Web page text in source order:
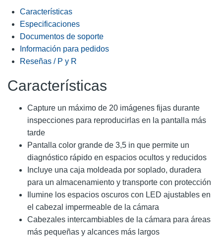
Características
Especificaciones
Documentos de soporte
Información para pedidos
Reseñas / P y R
Características
Capture un máximo de 20 imágenes fijas durante
inspecciones para reproducirlas en la pantalla más
tarde
Pantalla color grande de 3,5 in que permite un
diagnóstico rápido en espacios ocultos y reducidos
Incluye una caja moldeada por soplado, duradera
para un almacenamiento y transporte con protección
Ilumine los espacios oscuros con LED ajustables en
el cabezal impermeable de la cámara
Cabezales intercambiables de la cámara para áreas
más pequeñas y alcances más largos